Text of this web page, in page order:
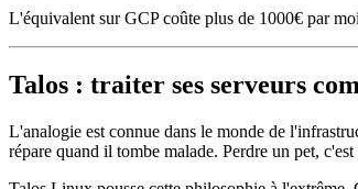
L'équivalent sur GCP coûte plus de 1000€ par
Talos : traiter ses serveurs
L'analogie est connue dans le monde de
répare quand il tombe malade. Perdre un pet,